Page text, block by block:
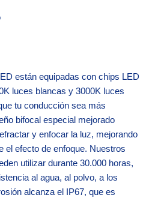
están equipadas con chips LED
luces blancas y 3000K luces
tu conducción sea más
bifocal especial mejorado
y enfocar la luz, mejorando
el efecto de enfoque. Nuestros
utilizar durante 30.000 horas,
al agua, al polvo, a los
alcanza el IP67, que es